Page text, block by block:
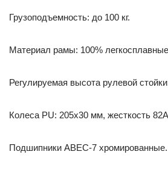
Грузоподъемность: до 100 кг.
Материал рамы: 100%
Регулируемая высота рулевой
Колеса PU: 205х30 мм, жесткость
Подшипники АВЕС-7 хромированные.